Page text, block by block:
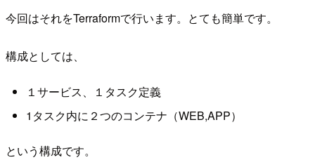
今回はそれをTerraformで行います。とても簡単です。
構成としては、
１サービス、１タスク定義
1タスク内に２つのコンテナ（WEB,APP）
という構成です。